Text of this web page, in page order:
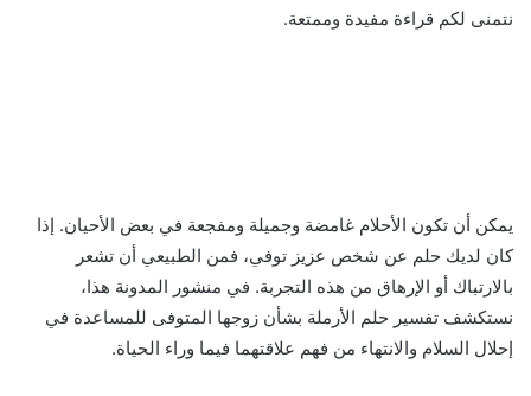
نتمنى لكم قراءة مفيدة وممتعة.
يمكن أن تكون الأحلام غامضة وجميلة ومفجعة في بعض الأحيان. إذا
كان لديك حلم عن شخص عزيز توفي، فمن الطبيعي أن تشعر
بالارتباك أو الإرهاق من هذه التجربة. في منشور المدونة هذا،
نستكشف تفسير حلم الأرملة بشأن زوجها المتوفى للمساعدة في
إحلال السلام والانتهاء من فهم علاقتهما فيما وراء الحياة.